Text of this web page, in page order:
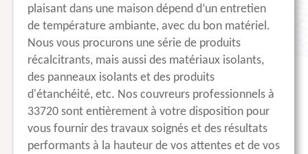
plaisant dans une maison dépend d’un entretien
de température ambiante, avec du bon matériel.
Nous vous procurons une série de produits
récalcitrants, mais aussi des matériaux isolants,
des panneaux isolants et des produits
d'étanchéité, etc. Nos couvreurs professionnels à
33720 sont entièrement à votre disposition pour
vous fournir des travaux soignés et des résultats
performants à la hauteur de vos attentes et de vos